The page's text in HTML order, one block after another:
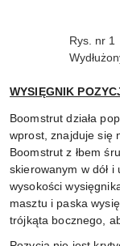
Rys. nr 1
WYSIĘGNIK
Boomstrut działa
wprost, znajduje się
Boomstrut z łbem
skierowanym w dół i
wysokości
masztu i paska
trójkąta bocznego,